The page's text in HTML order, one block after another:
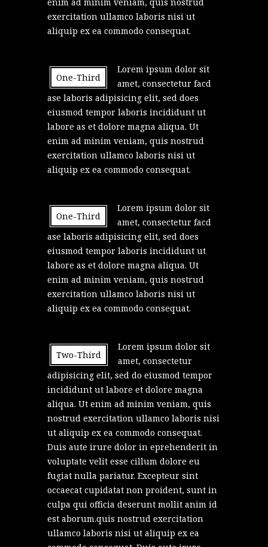
exercitation ullamco laboris nisi ut
aliquip ex ea commodo consequat.
One-Third
Lorem ipsum dolor sit
amet, consectetur facd
ase laboris adipisicing elit, sed does
eiusmod tempor laboris incididunt ut
labore as et dolore magna aliqua. Ut
enim ad minim veniam, quis nostrud
exercitation ullamco laboris nisi ut
aliquip ex ea commodo consequat.
One-Third
Lorem ipsum dolor sit
amet, consectetur facd
ase laboris adipisicing elit, sed does
eiusmod tempor laboris incididunt ut
labore as et dolore magna aliqua. Ut
enim ad minim veniam, quis nostrud
exercitation ullamco laboris nisi ut
aliquip ex ea commodo consequat.
Two-Third
Lorem ipsum dolor sit
amet, consectetur
adipisicing elit, sed do eiusmod tempor
incididunt ut labore et dolore magna
aliqua. Ut enim ad minim veniam, quis
nostrud exercitation ullamco laboris nisi
ut aliquip ex ea commodo consequat.
Duis aute irure dolor in eprehenderit in
voluptate velit esse cillum dolore eu
fugiat nulla pariatur. Excepteur sint
occaecat cupidatat non proident, sunt in
culpa qui officia deserunt mollit anim id
est aborum.quis nostrud exercitation
ullamco laboris nisi ut aliquip ex ea